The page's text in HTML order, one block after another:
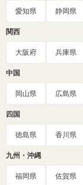
愛知県 静岡県
関西
大阪府 兵庫県
中国
岡山県 広島県
四国
徳島県 香川県
九州・沖縄
福岡県 佐賀県